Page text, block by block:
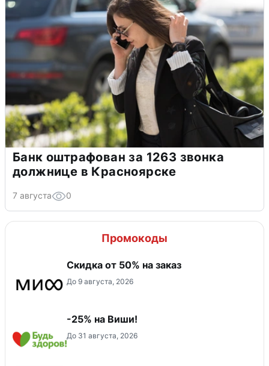
Банк оштрафован за 1263 звонка
должнице в Красноярске
7 августа 0
Промокоды
Скидка от 50% на заказ
До 9 августа, 2026
-25% на Виши!
До 31 августа, 2026